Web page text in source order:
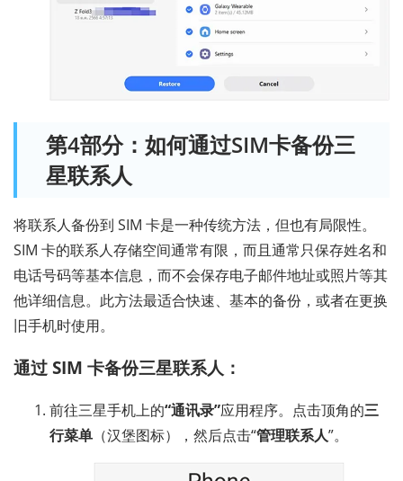
第4部分：如何通过SIM卡备份三
星联系人
将联系人备份到 SIM 卡是一种传统方法，但也有局限性。
SIM 卡的联系人存储空间通常有限，而且通常只保存姓名和
电话号码等基本信息，而不会保存电子邮件地址或照片等其
他详细信息。此方法最适合快速、基本的备份，或者在更换
旧手机时使用。
通过 SIM 卡备份三星联系人：
前往三星手机上的“通讯录”应用程序。点击顶角的三
行菜单 （汉堡图标），然后点击“管理联系人”。